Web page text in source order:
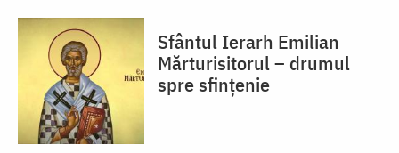
Sfântul Ierarh Emilian
Mărturisitorul – drumul
spre sfințenie